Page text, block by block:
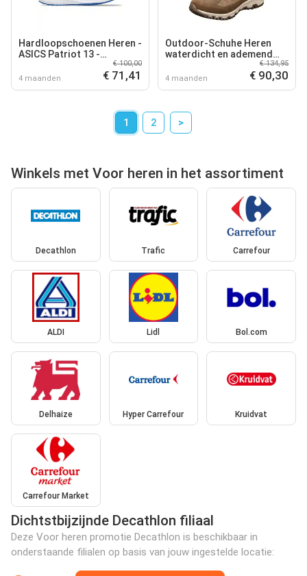
Hardloopschoenen Heren -
ASICS Patriot 13 -
4 maanden
€ 100,00
€ 71,41
Outdoor-Schuhe Heren
waterdicht en ademend
Brütting Mount Kandu
High
4 maanden
€ 134,95
€ 90,30
1 2 >
Winkels met Voor heren in het assortiment
Decathlon Trafic Carrefour
ALDI Lidl Bol.com
Delhaize Hyper Carrefour Kruidvat
Carrefour Market
Dichtstbijzijnde Decathlon filiaal
Deze Voor heren promotie Decathlon is beschikbaar in
onderstaande filialen op basis van jouw ingestelde locatie: